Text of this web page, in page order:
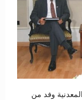
وفد من